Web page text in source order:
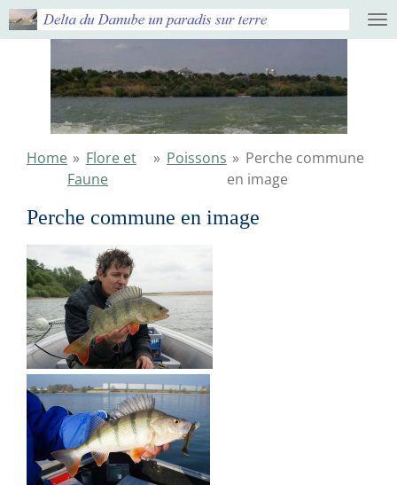
Ga
direct
hoofdinhoud
Home » Flore et
Faune
» Poissons » Perche commune
en image
Perche commune en image